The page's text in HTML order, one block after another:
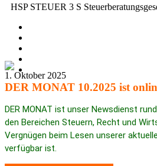
HSP STEUER 3 S
1. Oktober 2025
DER MONAT 10.2025 ist
DER MONAT ist unser News­dienst
den Berei­chen Steuern, Recht und
Vergnügen beim Lesen unserer
verfügbar ist.